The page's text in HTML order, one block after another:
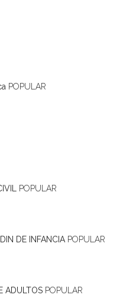
POPULAR
POPULAR
DE INFANCIA POPULAR
ADULTOS POPULAR